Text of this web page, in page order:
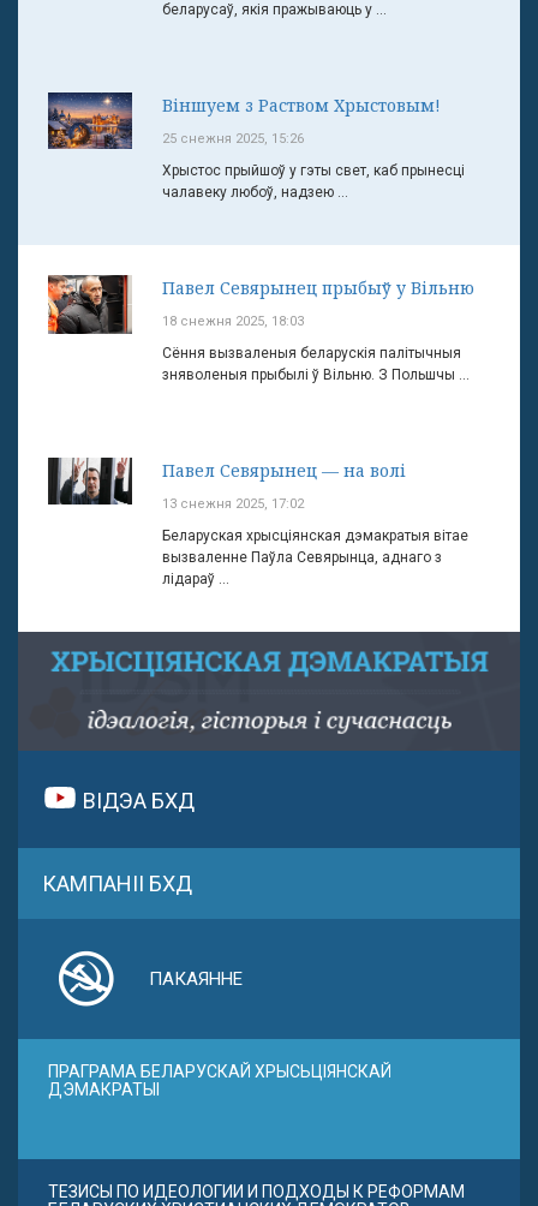
беларусаў, якія пражываюць у ...
Віншуем з Раством Хрыстовым!
25 снежня 2025, 15:26
Хрыстос прыйшоў у гэты свет, каб прынесці
чалавеку любоў, надзею ...
Павел Севярынец прыбыў у Вільню
18 снежня 2025, 18:03
Сёння вызваленыя беларускія палітычныя
зняволеныя прыбылі ў Вільню. З Польшчы ...
Павел Севярынец — на волі
13 снежня 2025, 17:02
Беларуская хрысціянская дэмакратыя вітае
вызваленне Паўла Севярынца, аднаго з
лідараў ...
ВІДЭА БХД
КАМПАНІІ БХД
ПАКАЯННЕ
ПРАГРАМА БЕЛАРУСКАЙ ХРЫСЬЦІЯНСКАЙ
ДЭМАКРАТЫІ
ТЕЗИСЫ ПО ИДЕОЛОГИИ И ПОДХОДЫ К РЕФОРМАМ